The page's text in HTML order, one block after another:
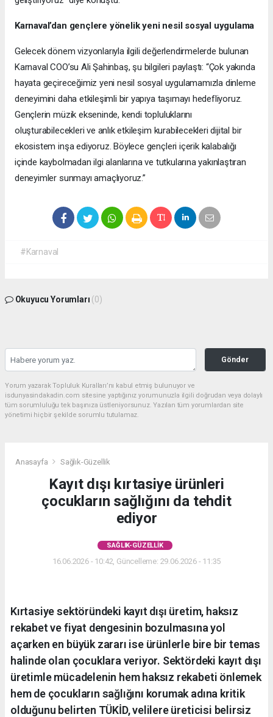
Karnaval’dan gençlere yönelik yeni nesil sosyal uygulama
Gelecek dönem vizyonlarıyla ilgili değerlendirmelerde bulunan
Karnaval COO’su Ali Şahinbaş, şu bilgileri paylaştı: “Çok yakında
hayata geçireceğimiz yeni nesil sosyal uygulamamızla dinleme
deneyimini daha etkileşimli bir yapıya taşımayı hedefliyoruz.
Gençlerin müzik ekseninde, kendi topluluklarını
oluşturabilecekleri ve anlık etkileşim kurabilecekleri dijital bir
ekosistem inşa ediyoruz. Böylece gençleri içerik kalabalığı
içinde kaybolmadan ilgi alanlarına ve tutkularına yakınlaştıran
deneyimler sunmayı amaçlıyoruz.”
#Karnaval
Okuyucu Yorumları (0)
Gönder
Yorum yazarak Topluluk Kuralları’nı kabul etmiş bulunuyor ve
isdunyasindakadin.com sitesine yaptığınız yorumunuzla ilgili doğrudan veya dolaylı
tüm sorumluluğu tek başınıza üstleniyorsunuz. Yazılan tüm yorumlardan site
yönetimi hiçbir şekilde sorumlu tutulamaz.
Anasayfa Sağlık-Güzellik
Kayıt dışı kırtasiye ürünleri
çocukların sağlığını da tehdit
ediyor
SAĞLIK-GÜZELLIK
16.06.2026 - 10:42, Güncelleme: 29.06.2026 - 11:35
Kırtasiye sektöründeki kayıt dışı üretim, haksız
rekabet ve fiyat dengesinin bozulmasına yol
açarken en büyük zararı ise ürünlerle bire bir temas
halinde olan çocuklara veriyor. Sektördeki kayıt dışı
üretimle mücadelenin hem haksız rekabeti önlemek
hem de çocukların sağlığını korumak adına kritik
olduğunu belirten TÜKİD, velilere üreticisi belirsiz